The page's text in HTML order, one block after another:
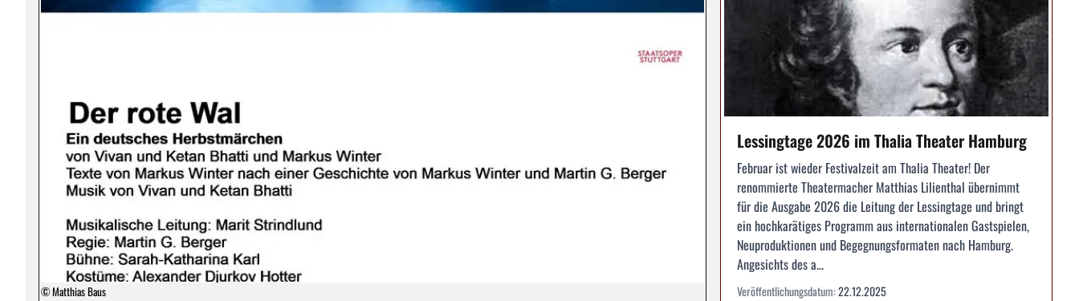
© Matthias Baus
Lessingtage 2026 im Thalia Theater Hamburg
Februar ist wieder Festivalzeit am Thalia Theater! Der
renommierte Theatermacher Matthias Lilienthal übernimmt
für die Ausgabe 2026 die Leitung der Lessingtage und bringt
ein hochkarätiges Programm aus internationalen Gastspielen,
Neuproduktionen und Begegnungsformaten nach Hamburg.
Angesichts des a...
Veröffentlichungsdatum:22.12.2025